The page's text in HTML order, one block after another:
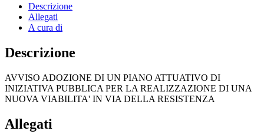
Descrizione
Allegati
A cura di
Descrizione
AVVISO ADOZIONE DI UN PIANO ATTUATIVO DI
INIZIATIVA PUBBLICA PER LA REALIZZAZIONE DI UNA
NUOVA VIABILITA' IN VIA DELLA RESISTENZA
Allegati